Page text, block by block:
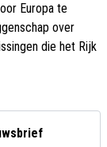
Europa te
over
die het Rijk